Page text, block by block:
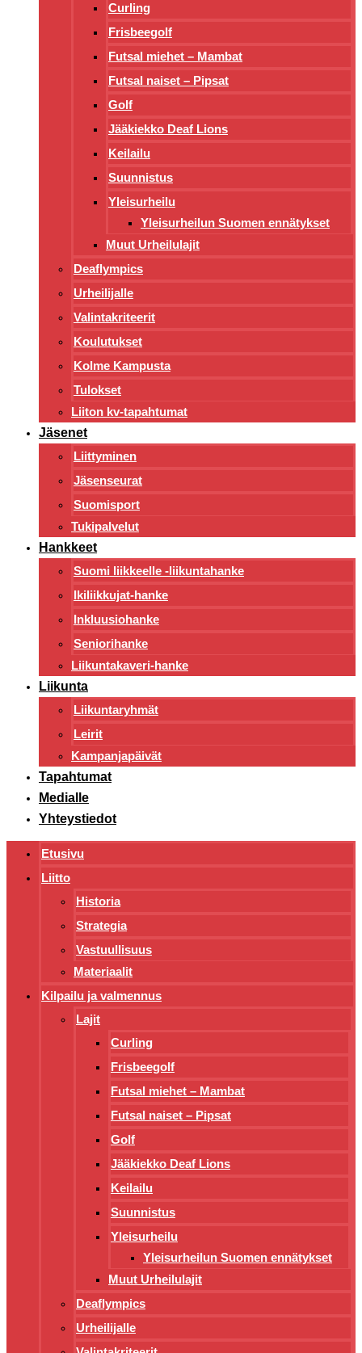
Curling
Frisbeegolf
Futsal miehet – Mambat
Futsal naiset – Pipsat
Golf
Jääkiekko Deaf Lions
Keilailu
Suunnistus
Yleisurheilu
Yleisurheilun Suomen ennätykset
Muut Urheilulajit
Deaflympics
Urheilijalle
Valintakriteerit
Koulutukset
Kolme Kampusta
Tulokset
Liiton kv-tapahtumat
Jäsenet
Liittyminen
Jäsenseurat
Suomisport
Tukipalvelut
Hankkeet
Suomi liikkeelle -liikuntahanke
Ikiliikkujat-hanke
Inkluusiohanke
Seniorihanke
Liikuntakaveri-hanke
Liikunta
Liikuntaryhmät
Leirit
Kampanjapäivät
Tapahtumat
Medialle
Yhteystiedot
Etusivu
Liitto
Historia
Strategia
Vastuullisuus
Materiaalit
Kilpailu ja valmennus
Lajit
Curling
Frisbeegolf
Futsal miehet – Mambat
Futsal naiset – Pipsat
Golf
Jääkiekko Deaf Lions
Keilailu
Suunnistus
Yleisurheilu
Yleisurheilun Suomen ennätykset
Muut Urheilulajit
Deaflympics
Urheilijalle